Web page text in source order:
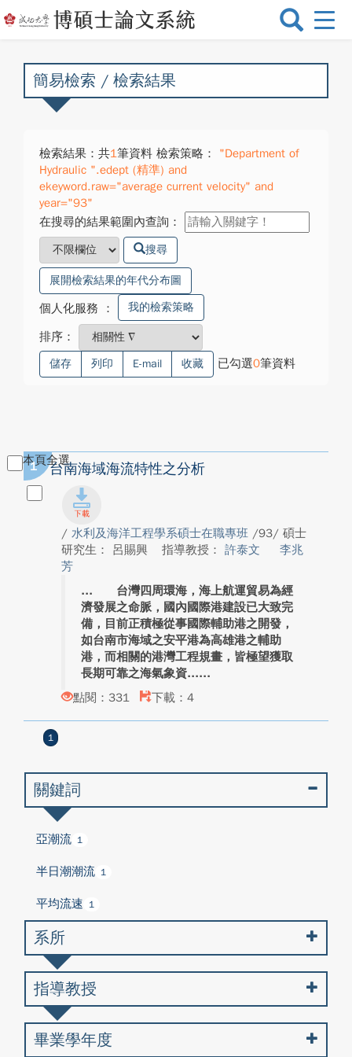
選
換
簡易檢索 / 檢索結果
檢索結果：共1筆資料 檢索策略：
"Department of
Hydraulic ".edept (精準) and
ekeyword.raw="average current velocity" and
year="93"
在搜尋的結果範圍內查詢：
搜尋
展開檢索結果的年代分布圖
個人化服務 ： 我的檢索策略
排序：
儲存 列印 E-mail 收藏 已勾選0筆資料
本頁全選
1 台南海域海流特性之分析
/ 水利及海洋工程學系碩士在職專班 /93/ 碩士
研究生： 呂賜興
指導教授： 許泰文
李兆
芳
台灣四周環海，海上航運貿易為經
濟發展之命脈，國內國際港建設已大致完
備，目前正積極從事國際輔助港之開發，
如台南市海域之安平港為高雄港之輔助
港，而相關的港灣工程規畫，皆極望獲取
長期可靠之海氣象資...
點閱：331
下載：4
1
關鍵詞
亞潮流 1
半日潮潮流 1
平均流速 1
系所
指導教授
畢業學年度